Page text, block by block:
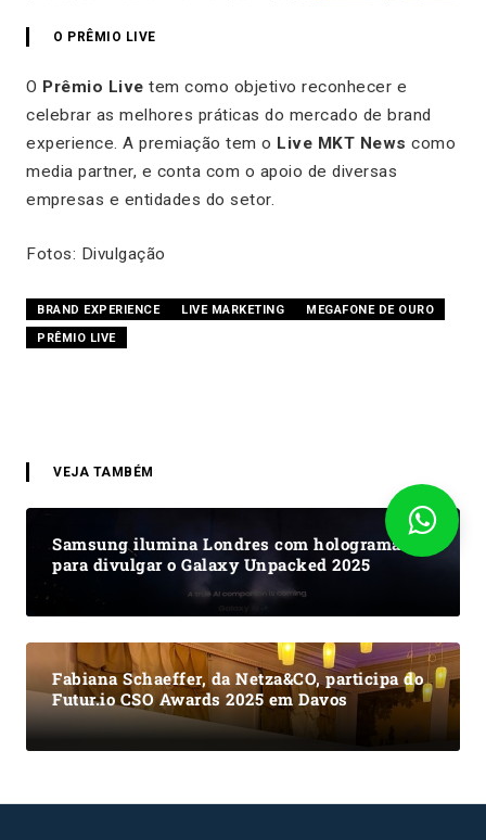
O PRÊMIO LIVE
O Prêmio Live tem como objetivo reconhecer e
celebrar as melhores práticas do mercado de brand
experience. A premiação tem o Live MKT News como
media partner, e conta com o apoio de diversas
empresas e entidades do setor.
Fotos: Divulgação
BRAND EXPERIENCE LIVE MARKETING
MEGAFONE DE OURO
PRÊMIO LIVE
VEJA TAMBÉM
Samsung ilumina Londres com hologramas
para divulgar o Galaxy Unpacked 2025
Fabiana Schaeffer, da Netza&CO, participa do
Futur.io CSO Awards 2025 em Davos